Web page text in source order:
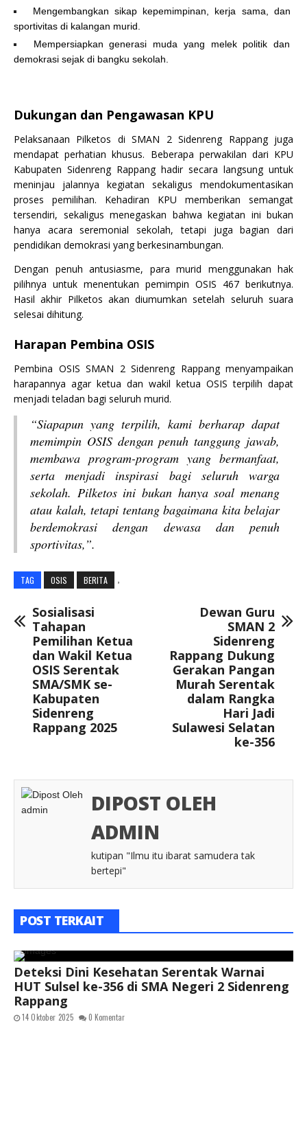
Mengembangkan sikap kepemimpinan, kerja sama, dan
sportivitas di kalangan murid.
Mempersiapkan generasi muda yang melek politik dan
demokrasi sejak di bangku sekolah.
Dukungan dan Pengawasan KPU
Pelaksanaan Pilketos di SMAN 2 Sidenreng Rappang juga
mendapat perhatian khusus. Beberapa perwakilan dari KPU
Kabupaten Sidenreng Rappang hadir secara langsung untuk
meninjau jalannya kegiatan sekaligus mendokumentasikan
proses pemilihan. Kehadiran KPU memberikan semangat
tersendiri, sekaligus menegaskan bahwa kegiatan ini bukan
hanya acara seremonial sekolah, tetapi juga bagian dari
pendidikan demokrasi yang berkesinambungan.
Dengan penuh antusiasme, para murid menggunakan hak
pilihnya untuk menentukan pemimpin OSIS 467 berikutnya.
Hasil akhir Pilketos akan diumumkan setelah seluruh suara
selesai dihitung.
Harapan Pembina OSIS
Pembina OSIS SMAN 2 Sidenreng Rappang menyampaikan
harapannya agar ketua dan wakil ketua OSIS terpilih dapat
menjadi teladan bagi seluruh murid.
“Siapapun yang terpilih, kami berharap dapat
memimpin OSIS dengan penuh tanggung jawab,
membawa program-program yang bermanfaat,
serta menjadi inspirasi bagi seluruh warga
sekolah. Pilketos ini bukan hanya soal menang
atau kalah, tetapi tentang bagaimana kita belajar
berdemokrasi dengan dewasa dan penuh
sportivitas,”.
TAG OSIS BERITA
Sosialisasi
Tahapan
Pemilihan Ketua
dan Wakil Ketua
OSIS Serentak
SMA/SMK se-
Kabupaten
Sidenreng
Rappang 2025
Dewan Guru
SMAN 2
Sidenreng
Rappang Dukung
Gerakan Pangan
Murah Serentak
dalam Rangka
Hari Jadi
Sulawesi Selatan
ke-356
DIPOST OLEH
ADMIN
kutipan "Ilmu itu ibarat samudera tak
bertepi"
POST TERKAIT
Deteksi Dini Kesehatan Serentak Warnai
HUT Sulsel ke-356 di SMA Negeri 2 Sidenreng
Rappang
14 Oktober 2025 0 Komentar